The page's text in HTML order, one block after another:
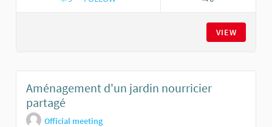
VIEW
Aménagement d'un jardin nourricier
partagé
Official meeting